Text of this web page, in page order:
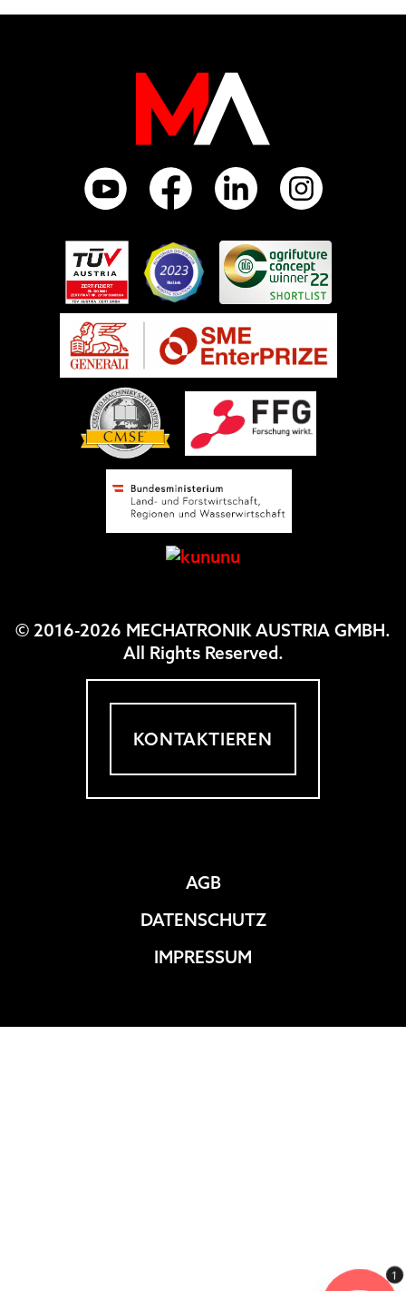
© 2016-2026 MECHATRONIK AUSTRIA GMBH.
All Rights Reserved.
KONTAKTIEREN
AGB
DATENSCHUTZ
IMPRESSUM
1